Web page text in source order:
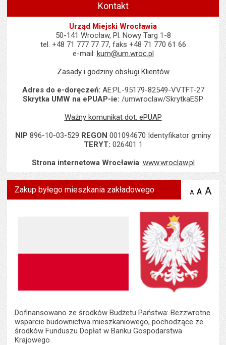
Kontakt
Urząd Miejski Wrocławia
50-141 Wrocław, Pl. Nowy Targ 1-8
tel. +48 71 777 77 77, faks +48 71 770 61 66
e-mail: kum@um.wroc.pl
Zasady i godziny obsługi Klientów
Adres do e-doręczeń: AE:PL-95179-82549-VVTFT-27
Skrytka UMW na ePUAP-ie: /umwroclaw/SkrytkaESP
Ważny komunikat dot. ePUAP
NIP 896-10-03-529 REGON 001094670 Identyfikator gminy
TERYT: 026401 1
Strona internetowa Wrocławia: www.wroclaw.pl
Zakup byłego mieszkania zakładowego A zmniejsz
A A
Dofinansowano ze środków Budżetu Państwa: Bezzwrotne
wsparcie budownictwa mieszkaniowego, pochodzące ze
środków Funduszu Dopłat w Banku Gospodarstwa
Krajowego